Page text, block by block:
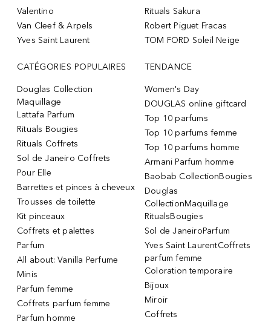
Valentino
Van Cleef & Arpels
Yves Saint Laurent
Rituals Sakura
Robert Piguet Fracas
TOM FORD Soleil Neige
CATÉGORIES POPULAIRES
Douglas Collection
Maquillage
Lattafa Parfum
Rituals Bougies
Rituals Coffrets
Sol de Janeiro Coffrets
Pour Elle
Barrettes et pinces à cheveux
Trousses de toilette
Kit pinceaux
Coffrets et palettes
Parfum
All about: Vanilla Perfume
Minis
Parfum femme
Coffrets parfum femme
Parfum homme
TENDANCE
Women's Day
DOUGLAS online giftcard
Top 10 parfums
Top 10 parfums femme
Top 10 parfums homme
Armani Parfum homme
Baobab CollectionBougies
Douglas
CollectionMaquillage
RitualsBougies
Sol de JaneiroParfum
Yves Saint LaurentCoffrets
parfum femme
Coloration temporaire
Bijoux
Miroir
Coffrets